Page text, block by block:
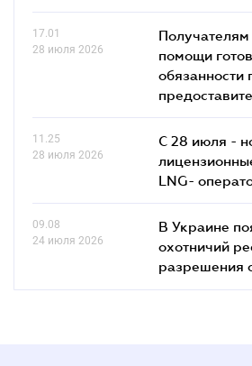
17.01
28 июля 2026
Получателям
помощи
обязанности
11.25
28 июля 2026
С 28 июля -
LNG-
09.08
24 июля 2026
В Украине
охотничий
разрешения